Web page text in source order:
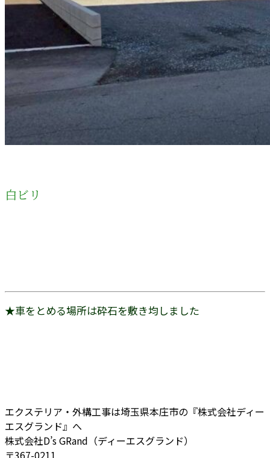
白ビリ
★車をとめる場所は砕石を敷き均しました
エクステリア・外構工事は埼玉県本庄市の『株式会社ディー
エスグランド』へ
株式会社D’s GRand（ディーエスグランド）
〒367-0211